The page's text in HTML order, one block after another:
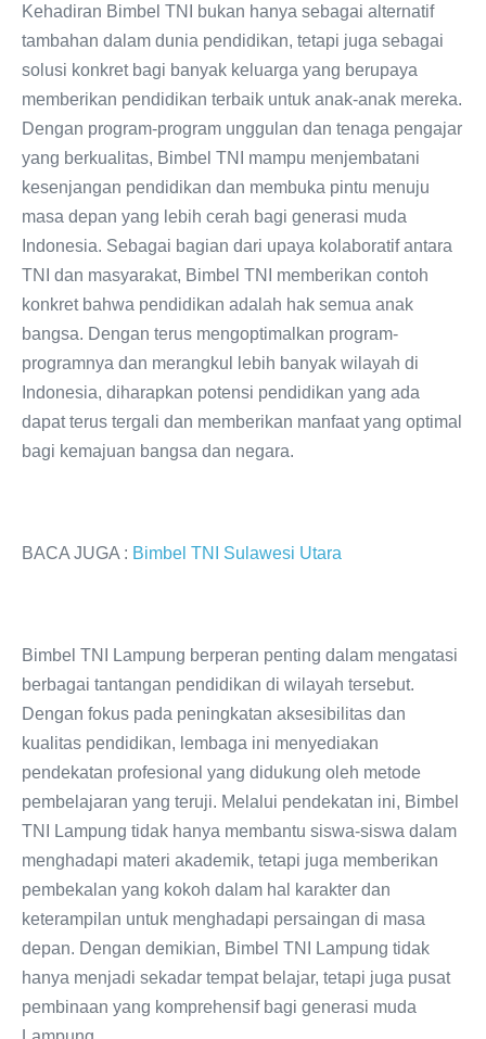
Kehadiran Bimbel TNI bukan hanya sebagai alternatif
tambahan dalam dunia pendidikan, tetapi juga sebagai
solusi konkret bagi banyak keluarga yang berupaya
memberikan pendidikan terbaik untuk anak-anak mereka.
Dengan program-program unggulan dan tenaga pengajar
yang berkualitas, Bimbel TNI mampu menjembatani
kesenjangan pendidikan dan membuka pintu menuju
masa depan yang lebih cerah bagi generasi muda
Indonesia. Sebagai bagian dari upaya kolaboratif antara
TNI dan masyarakat, Bimbel TNI memberikan contoh
konkret bahwa pendidikan adalah hak semua anak
bangsa. Dengan terus mengoptimalkan program-
programnya dan merangkul lebih banyak wilayah di
Indonesia, diharapkan potensi pendidikan yang ada
dapat terus tergali dan memberikan manfaat yang optimal
bagi kemajuan bangsa dan negara.
BACA JUGA : Bimbel TNI Sulawesi Utara
Bimbel TNI Lampung berperan penting dalam mengatasi
berbagai tantangan pendidikan di wilayah tersebut.
Dengan fokus pada peningkatan aksesibilitas dan
kualitas pendidikan, lembaga ini menyediakan
pendekatan profesional yang didukung oleh metode
pembelajaran yang teruji. Melalui pendekatan ini, Bimbel
TNI Lampung tidak hanya membantu siswa-siswa dalam
menghadapi materi akademik, tetapi juga memberikan
pembekalan yang kokoh dalam hal karakter dan
keterampilan untuk menghadapi persaingan di masa
depan. Dengan demikian, Bimbel TNI Lampung tidak
hanya menjadi sekadar tempat belajar, tetapi juga pusat
pembinaan yang komprehensif bagi generasi muda